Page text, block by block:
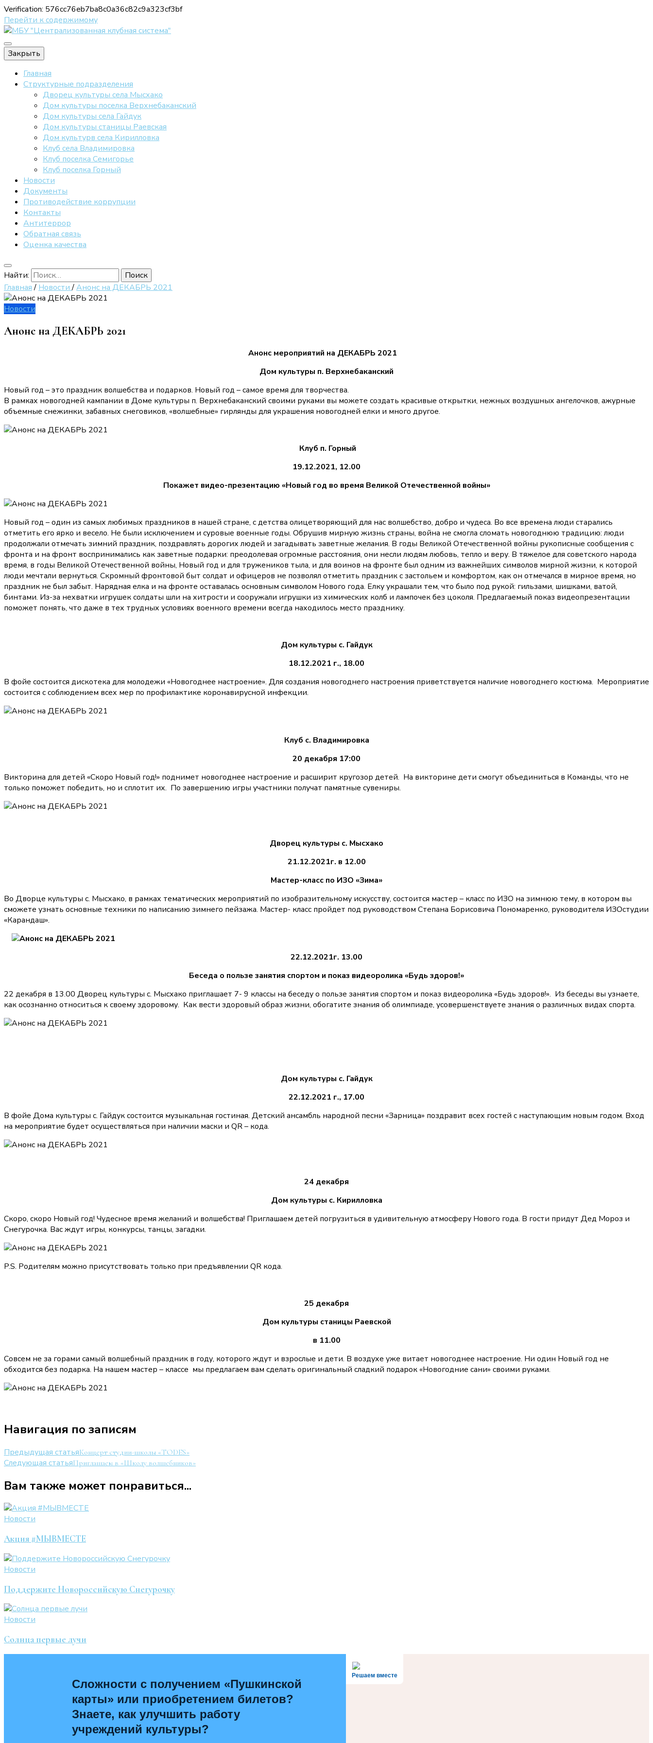
Verification: 576cc76eb7ba8c0a36c82c9a323cf3bf
Перейти к содержимому
МБУ "Централизованная клубная система"
Официальный сайт МБУ "ЦКС"
Закрыть
Главная
Структурные подразделения
Дворец культуры села Мысхако
Дом культуры поселка Верхнебаканский
Дом культуры села Гайдук
Дом культуры станицы Раевская
Дом культурв села Кирилловка
Клуб села Владимировка
Клуб поселка Семигорье
Клуб поселка Горный
Новости
Документы
Противодействие коррупции
Контакты
Антитеррор
Обратная связь
Оценка качества
Найти:
Главная / Новости/Анонс на ДЕКАБРЬ 2021
Новости
Анонс на ДЕКАБРЬ 2021
Анонс мероприятий на ДЕКАБРЬ 2021
Дом культуры п. Верхнебаканский
Новый год – это праздник волшебства и подарков. Новый год – самое время для творчества.
В рамках новогодней кампании в Доме культуры п. Верхнебаканский своими руками вы можете создать красивые открытки, нежных воздушных ангелочков, ажурные
объемные снежинки, забавных снеговиков, «волшебные» гирлянды для украшения новогодней елки и много другое.
Клуб п. Горный
19.12.2021, 12.00
Покажет видео-презентацию «Новый год во время Великой Отечественной войны»
Новый год – один из самых любимых праздников в нашей стране, с детства олицетворяющий для нас волшебство, добро и чудеса. Во все времена люди старались
отметить его ярко и весело. Не были исключением и суровые военные годы. Обрушив мирную жизнь страны, война не смогла сломать новогоднюю традицию: люди
продолжали отмечать зимний праздник, поздравлять дорогих людей и загадывать заветные желания. В годы Великой Отечественной войны рукописные сообщения с
фронта и на фронт воспринимались как заветные подарки: преодолевая огромные расстояния, они несли людям любовь, тепло и веру. В тяжелое для советского народа
время, в годы Великой Отечественной войны, Новый год и для тружеников тыла, и для воинов на фронте был одним из важнейших символов мирной жизни, к которой
люди мечтали вернуться. Скромный фронтовой быт солдат и офицеров не позволял отметить праздник с застольем и комфортом, как он отмечался в мирное время, но
праздник не был забыт. Нарядная елка и на фронте оставалась основным символом Нового года. Елку украшали тем, что было под рукой: гильзами, шишками, ватой,
бинтами. Из-за нехватки игрушек солдаты шли на хитрости и сооружали игрушки из химических колб и лампочек без цоколя. Предлагаемый показ видеопрезентации
поможет понять, что даже в тех трудных условиях военного времени всегда находилось место празднику.
Дом культуры с. Гайдук
18.12.2021 г., 18.00
В фойе состоится дискотека для молодежи «Новогоднее настроение». Для создания новогоднего настроения приветствуется наличие новогоднего костюма. Мероприятие
состоится с соблюдением всех мер по профилактике коронавирусной инфекции.
Клуб с. Владимировка
20 декабря 17:00
Викторина для детей «Скоро Новый год!» поднимет новогоднее настроение и расширит кругозор детей. На викторине дети смогут объединиться в Команды, что не
только поможет победить, но и сплотит их. По завершению игры участники получат памятные сувениры.
Дворец культуры с. Мысхако
21.12.2021г. в 12.00
Мастер-класс по ИЗО «Зима»
Во Дворце культуры с. Мысхако, в рамках тематических мероприятий по изобразительному искусству, состоится мастер – класс по ИЗО на зимнюю тему, в котором вы
сможете узнать основные техники по написанию зимнего пейзажа. Мастер- класс пройдет под руководством Степана Борисовича Пономаренко, руководителя ИЗОстудии
«Карандаш».
22.12.2021г. 13.00
Беседа о пользе занятия спортом и показ видеоролика «Будь здоров!»
22 декабря в 13.00 Дворец культуры с. Мысхако приглашает 7- 9 классы на беседу о пользе занятия спортом и показ видеоролика «Будь здоров!». Из беседы вы узнаете,
как осознанно относиться к своему здоровому. Как вести здоровый образ жизни, обогатите знания об олимпиаде, усовершенствуете знания о различных видах спорта.
Дом культуры с. Гайдук
22.12.2021 г., 17.00
В фойе Дома культуры с. Гайдук состоится музыкальная гостиная. Детский ансамбль народной песни «Зарница» поздравит всех гостей с наступающим новым годом. Вход
на мероприятие будет осуществляться при наличии маски и QR – кода.
24 декабря
Дом культуры с. Кирилловка
Скоро, скоро Новый год! Чудесное время желаний и волшебства! Приглашаем детей погрузиться в удивительную атмосферу Нового года. В гости придут Дед Мороз и
Снегурочка. Вас ждут игры, конкурсы, танцы, загадки.
P.S. Родителям можно присутствовать только при предъявлении QR кода.
25 декабря
Дом культуры станицы Раевской
в 11.00
Совсем не за горами самый волшебный праздник в году, которого ждут и взрослые и дети. В воздухе уже витает новогоднее настроение. Ни один Новый год не
обходится без подарка. На нашем мастер – классе мы предлагаем вам сделать оригинальный сладкий подарок «Новогодние сани» своими руками.
Навигация по записям
Предыдущая статьяКонцерт студии-школы «TODES»
Следующая статьяПриглашаем в «Школу волшебников»
Вам также может понравиться...
Новости
Акция #МЫВМЕСТЕ
Новости
Поддержите Новороссийскую Снегурочку
Новости
Солнца первые лучи
Решаем вместе
Сложности с получением «Пушкинской
карты» или приобретением билетов?
Знаете, как улучшить работу
учреждений культуры?